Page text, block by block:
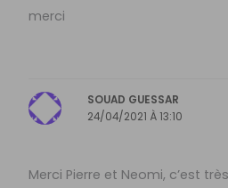
merci
SOUAD GUESSAR
24/04/2021 À 13:10
Merci Pierre et Neomi, c’est